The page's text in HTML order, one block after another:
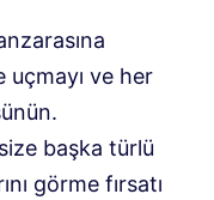
uçmayı ve her
başka türlü
görme fırsatı